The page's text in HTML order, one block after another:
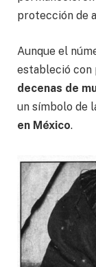
protección de
Aunque el
estableció con
decenas de
un símbolo de
en México.